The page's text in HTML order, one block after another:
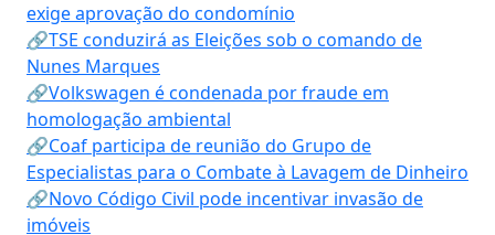
exige aprovação do condomínio
🔗TSE conduzirá as Eleições sob o comando de
Nunes Marques
🔗Volkswagen é condenada por fraude em
homologação ambiental
🔗Coaf participa de reunião do Grupo de
Especialistas para o Combate à Lavagem de Dinheiro
🔗Novo Código Civil pode incentivar invasão de
imóveis